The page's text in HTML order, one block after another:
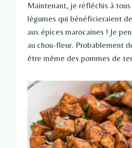
Maintenant, je réfléchis à tous
légumes qui bénéficieraient
aux épices marocaines ! Je
au chou-fleur. Probablement
être même des pommes de